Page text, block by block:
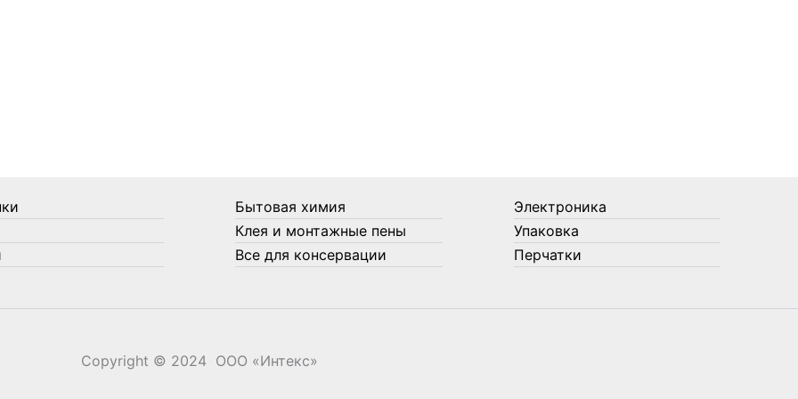
Бытовая химия
Клея и монтажные пены
Все для консервации
Электроника
Упаковка
Перчатки
Copyright © 2024 ООО «‎Интекс»‎